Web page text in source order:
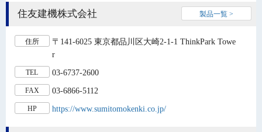
住友建機株式会社 製品一覧 >
住所
〒141-6025 東京都品川区大崎2-1-1 ThinkPark Towe
r
TEL 03-6737-2600
FAX 03-6866-5112
HP https://www.sumitomokenki.co.jp/